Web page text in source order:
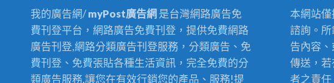
我的廣告網/myPost廣告網 是台灣網路廣告免
費刊登平台，網路廣告免費刊登，提供免費網路
廣告刊登,網路分類廣告刊登服務，分類廣告、免
費刊登、免費張貼各種生活資訊，完全免費的分
類廣告服務,讓您在有效行銷您的產品、服務!提
本網站
諮詢。
告內容
傳送，
者之責